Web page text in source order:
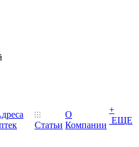
Статьи
О
Компании
+
ЕЩЕ